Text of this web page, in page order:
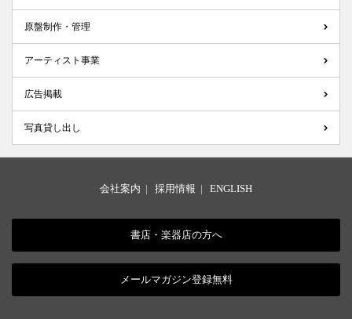
原盤制作・管理
アーティスト事業
広告掲載
写真貸し出し
会社案内 | 採用情報 | ENGLISH
書店・楽器店の方へ
メールマガジン登録無料